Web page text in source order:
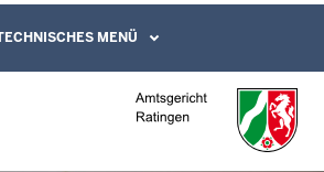
Sitzungstermine
Gebärdensprachenvideo
MENÜ